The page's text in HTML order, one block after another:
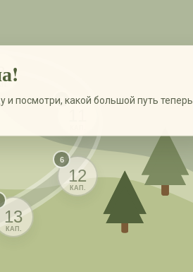
13
КАП.
6
12
КАП.
7
посмотри, какой большой путь теперь